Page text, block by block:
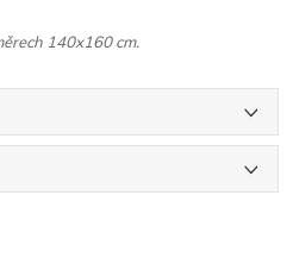
140x160 cm.